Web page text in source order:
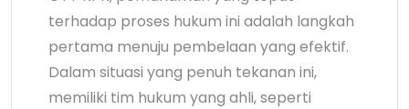
terhadap proses hukum ini adalah langkah
pertama menuju pembelaan yang efektif.
Dalam situasi yang penuh tekanan ini,
memiliki tim hukum yang ahli, seperti